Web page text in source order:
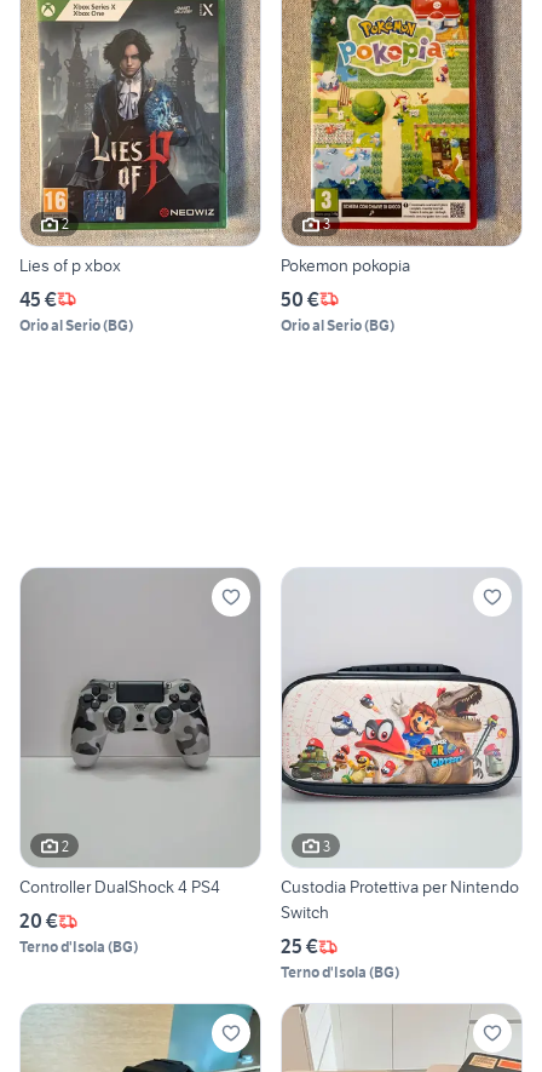
2
Lies of p xbox
45 €
Orio al Serio(BG)
3
Pokemon pokopia
50 €
Orio al Serio(BG)
2
Controller DualShock 4 PS4
20 €
Terno d'Isola (BG)
3
Custodia Protettiva per Nintendo
Switch
25 €
Terno d'Isola (BG)